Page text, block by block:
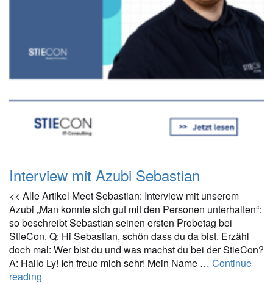
Interview mit Azubi Sebastian
<< Alle Artikel Meet Sebastian: Interview mit unserem
Azubi „Man konnte sich gut mit den Personen unterhalten“:
so beschreibt Sebastian seinen ersten Probetag bei
StieCon. Q: Hi Sebastian, schön dass du da bist. Erzähl
doch mal: Wer bist du und was machst du bei der StieCon?
A: Hallo Ly! Ich freue mich sehr! Mein Name … Continue
reading